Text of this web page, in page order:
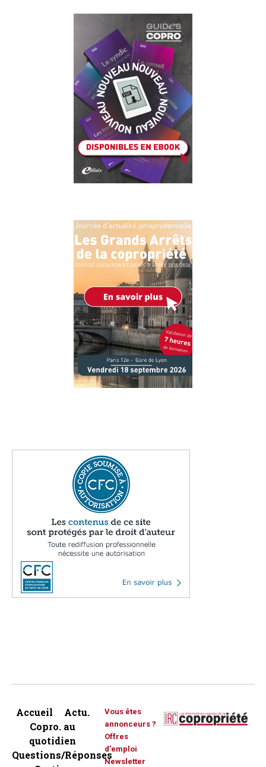
Accueil
Actu.
Copro. au
quotidien
Questions/Réponses
Vous êtes
annonceurs ?
Offres
d'emploi
Newsletter